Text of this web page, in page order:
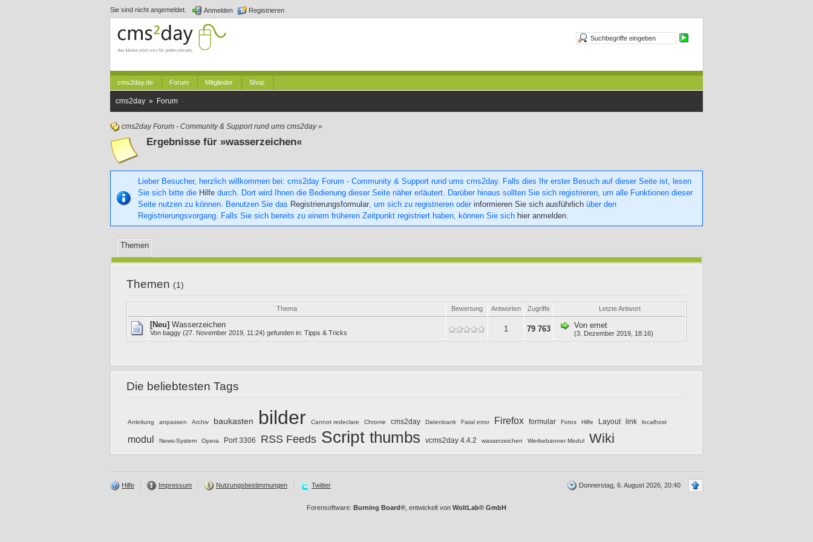
Sie sind nicht angemeldet. Anmelden Registrieren
cms2day.de Forum Mitglieder Shop
cms2day » Forum
cms2day Forum - Community & Support rund ums cms2day»
Ergebnisse für »wasserzeichen«
Lieber Besucher, herzlich willkommen bei: cms2day Forum - Community & Support rund ums cms2day. Falls dies Ihr erster Besuch auf dieser Seite ist, lesen
Sie sich bitte die Hilfe durch. Dort wird Ihnen die Bedienung dieser Seite näher erläutert. Darüber hinaus sollten Sie sich registrieren, um alle Funktionen dieser
Seite nutzen zu können. Benutzen Sie das Registrierungsformular, um sich zu registrieren oder informieren Sie sich ausführlich über den
Registrierungsvorgang. Falls Sie sich bereits zu einem früheren Zeitpunkt registriert haben, können Sie sich hier anmelden.
Themen
Themen (1)
Thema Bewertung Antworten Zugriffe Letzte Antwort
[Neu] Wasserzeichen
Von baggy (27. November 2019, 11:24) gefunden in: Tipps & Tricks 1 79 763 Von emet
(3. Dezember 2019, 18:16)
Die beliebtesten Tags
Anleitung anpassen Archiv baukasten bilder Cannot redeclare Chrome cms2day Datenbank Fatal error Firefox formular Fotos Hilfe Layout link localhost
modul News-System Opera Port 3306 RSS Feeds Script thumbs vcms2day 4.4.2 wasserzeichen Werbebanner Modul Wiki
Hilfe Impressum Nutzungsbestimmungen Twitter Donnerstag, 6. August 2026, 20:40
Forensoftware: Burning Board® , entwickelt von WoltLab® GmbH